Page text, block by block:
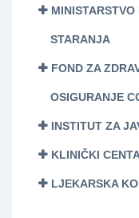
STARANJA
FOND ZA
OSIGURANJE
INSTITUT ZA
KLINIČKI
LJEKARSKA